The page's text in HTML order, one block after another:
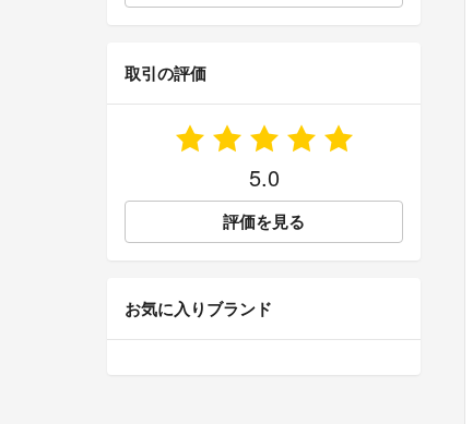
取引の評価
5.0
評価を見る
お気に入りブランド